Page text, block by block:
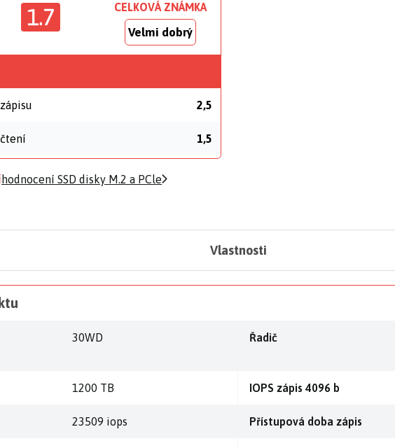
1.7 CELKOVÁ ZNÁMKA
Velmi dobrý
2,5
1,5
hodnocení SSD disky M.2 a PCle
Vlastnosti
30WD Řadič
1200 TB IOPS zápis 4096 b
23509 iops Přístupová doba zápis